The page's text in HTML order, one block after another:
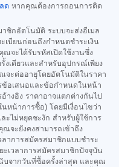
ด หากคุณต้องการถอนการติด
ชิกอัตโนมัติ ระบบจะส่งอีเมล
เบียนก่อนถึงกำหนดชำระเงิน
ณจะได้รับรหัสเปิดใช้งานซึ่ง
งเดียวและสำหรับอุปกรณ์เพียง
จะต่ออายุโดยอัตโนมัติในราคา
ข้อเสนอและข้อกำหนดในหน้า
างอิง ราคาอาจแตกต่างกันไป
หน้าการซื้อ) โดยมีเงื่อนไขว่า
ะไม่หยุดชะงัก สำหรับผู้ใช้การ
จะยังคงสามารถเข้าถึง
าการสมัครสมาชิกแบบชำระ
เวลาการสมัครสมาชิกปัจจุบัน
บจากวันที่ซื้อครั้งล่าสุด และคุณ